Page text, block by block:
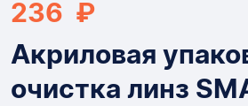
236 ₽
Акриловая
очистка линз